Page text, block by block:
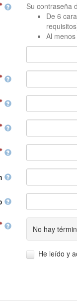
Su contraseña
De 6
Al
No hay
He leído y